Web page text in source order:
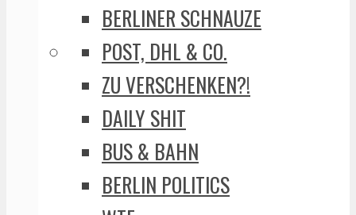
BERLINER SCHNAUZE
POST, DHL & CO.
ZU VERSCHENKEN?!
DAILY SHIT
BUS & BAHN
BERLIN POLITICS